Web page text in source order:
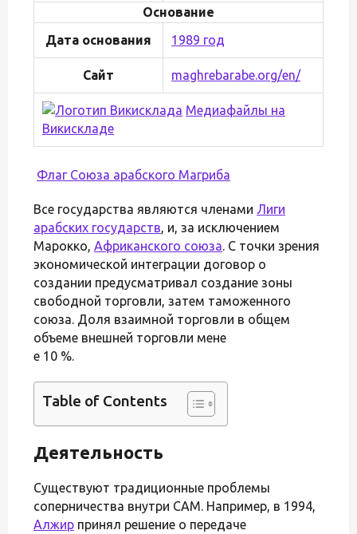
Основание
Дата основания
1989 год
Сайт maghrebarabe.org/en/
Медиафайлы на
Викискладе
Флаг Союза арабского Магриба
Все государства являются членами Лиги
арабских государств, и, за исключением
Марокко, Африканского союза. С точки зрения
экономической интеграции договор о
создании предусматривал создание зоны
свободной торговли, затем таможенного
союза. Доля взаимной торговли в общем
объеме внешней торговли мене
е 10 %.
Table of Contents
Деятельность
Существуют традиционные проблемы
соперничества внутри САМ. Например, в 1994,
Алжир принял решение о передаче